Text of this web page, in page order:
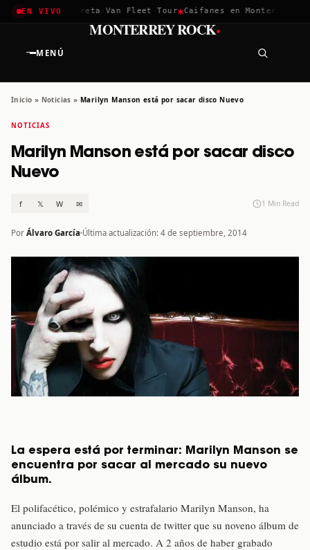
EN VIVO
2026✱ Greta Van Fleet Tour✱ Caifanes en Monterrey · 12
MENÚ
MONTERREY ROCK·
Inicio » Noticias » Marilyn Manson está por sacar disco Nuevo
NOTICIAS
Marilyn Manson está por sacar disco
Nuevo
f 𝕏 W ✉ 1 Min Read
Por Álvaro García Última actualización: 4 de septiembre, 2014
La espera está por terminar: Marilyn Manson se
encuentra por sacar al mercado su nuevo
álbum.
El polifacético, polémico y estrafalario Marilyn Manson, ha
anunciado a través de su cuenta de twitter que su noveno álbum de
estudio está por salir al mercado. A 2 años de haber grabado